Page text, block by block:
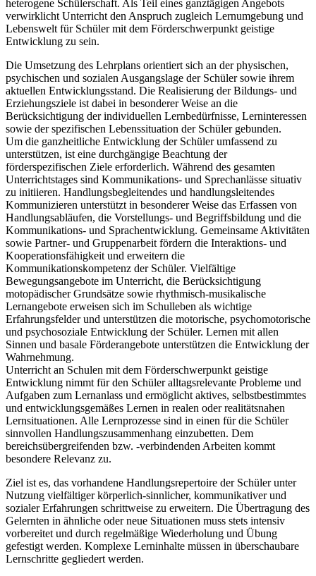
heterogene Schülerschaft. Als Teil eines ganztägigen Angebots
verwirklicht Unterricht den Anspruch zugleich Lernumgebung und
Lebenswelt für Schüler mit dem Förderschwerpunkt geistige
Entwicklung zu sein.
Die Umsetzung des Lehrplans orientiert sich an der physischen,
psychischen und sozialen Ausgangslage der Schüler sowie ihrem
aktuellen Entwicklungsstand. Die Realisierung der Bildungs- und
Erziehungsziele ist dabei in besonderer Weise an die
Berücksichtigung der individuellen Lernbedürfnisse, Lerninteressen
sowie der spezifischen Lebenssituation der Schüler gebunden.
Um die ganzheitliche Entwicklung der Schüler umfassend zu
unterstützen, ist eine durchgängige Beachtung der
förderspezifischen Ziele erforderlich. Während des gesamten
Unterrichtstages sind Kommunikations- und Sprechanlässe situativ
zu initiieren. Handlungsbegleitendes und handlungsleitendes
Kommunizieren unterstützt in besonderer Weise das Erfassen von
Handlungsabläufen, die Vorstellungs- und Begriffsbildung und die
Kommunikations- und Sprachentwicklung. Gemeinsame Aktivitäten
sowie Partner- und Gruppenarbeit fördern die Interaktions- und
Kooperationsfähigkeit und erweitern die
Kommunikationskompetenz der Schüler. Vielfältige
Bewegungsangebote im Unterricht, die Berücksichtigung
motopädischer Grundsätze sowie rhythmisch-musikalische
Lernangebote erweisen sich im Schulleben als wichtige
Erfahrungsfelder und unterstützen die motorische, psychomotorische
und psychosoziale Entwicklung der Schüler. Lernen mit allen
Sinnen und basale Förderangebote unterstützen die Entwicklung der
Wahrnehmung.
Unterricht an Schulen mit dem Förderschwerpunkt geistige
Entwicklung nimmt für den Schüler alltagsrelevante Probleme und
Aufgaben zum Lernanlass und ermöglicht aktives, selbstbestimmtes
und entwicklungsgemäßes Lernen in realen oder realitätsnahen
Lernsituationen. Alle Lernprozesse sind in einen für die Schüler
sinnvollen Handlungszusammenhang einzubetten. Dem
bereichsübergreifenden bzw. -verbindenden Arbeiten kommt
besondere Relevanz zu.
Ziel ist es, das vorhandene Handlungsrepertoire der Schüler unter
Nutzung vielfältiger körperlich-sinnlicher, kommunikativer und
sozialer Erfahrungen schrittweise zu erweitern. Die Übertragung des
Gelernten in ähnliche oder neue Situationen muss stets intensiv
vorbereitet und durch regelmäßige Wiederholung und Übung
gefestigt werden. Komplexe Lerninhalte müssen in überschaubare
Lernschritte gegliedert werden.